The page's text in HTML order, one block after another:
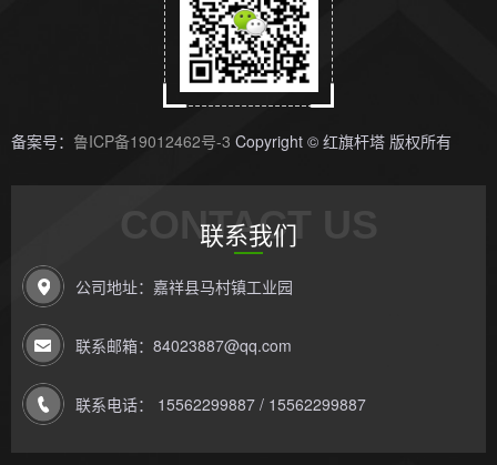
备案号： 鲁ICP备19012462号-3 Copyright © 红旗杆塔 版权所有
CONTACT US
联系我们
公司地址：嘉祥县马村镇工业园
联系邮箱：84023887@qq.com
联系电话： 15562299887 / 15562299887